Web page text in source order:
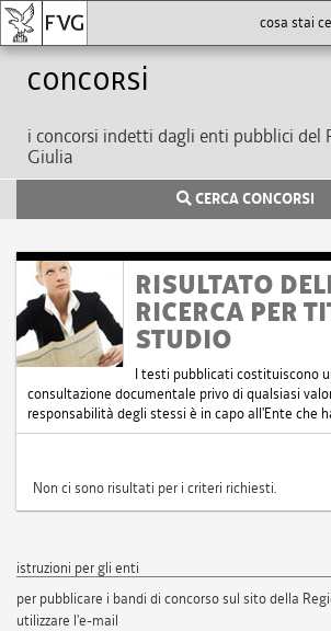
Concorsi
i concorsi indetti dagli enti pubblici del
Giulia
CERCA CONCORSI
RISULTATO
RICERCA PER
STUDIO
I testi pubblicati costituiscono
consultazione documentale privo di qualsiasi
responsabilità degli stessi è in capo all'Ente che
Non ci sono risultati per i criteri richiesti.
istruzioni per gli enti
per pubblicare i bandi di concorso sul sito della
utilizzare l'e-mail